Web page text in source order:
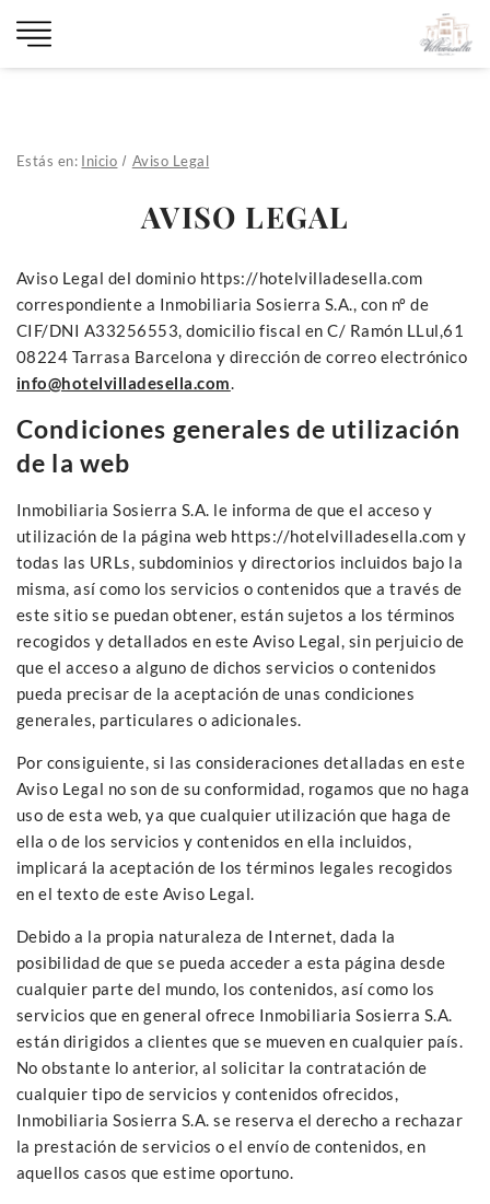
Estás en: Inicio Aviso Legal
AVISO LEGAL
Aviso Legal del dominio https://hotelvilladesella.com
correspondiente a Inmobiliaria Sosierra S.A., con nº de
CIF/DNI A33256553, domicilio fiscal en C/ Ramón LLul,61
08224 Tarrasa Barcelona y dirección de correo electrónico
info@hotelvilladesella.com.
Condiciones generales de utilización
de la web
Inmobiliaria Sosierra S.A. le informa de que el acceso y
utilización de la página web https://hotelvilladesella.com y
todas las URLs, subdominios y directorios incluidos bajo la
misma, así como los servicios o contenidos que a través de
este sitio se puedan obtener, están sujetos a los términos
recogidos y detallados en este Aviso Legal, sin perjuicio de
que el acceso a alguno de dichos servicios o contenidos
pueda precisar de la aceptación de unas condiciones
generales, particulares o adicionales.
Por consiguiente, si las consideraciones detalladas en este
Aviso Legal no son de su conformidad, rogamos que no haga
uso de esta web, ya que cualquier utilización que haga de
ella o de los servicios y contenidos en ella incluidos,
implicará la aceptación de los términos legales recogidos
en el texto de este Aviso Legal.
Debido a la propia naturaleza de Internet, dada la
posibilidad de que se pueda acceder a esta página desde
cualquier parte del mundo, los contenidos, así como los
servicios que en general ofrece Inmobiliaria Sosierra S.A.
están dirigidos a clientes que se mueven en cualquier país.
No obstante lo anterior, al solicitar la contratación de
cualquier tipo de servicios y contenidos ofrecidos,
Inmobiliaria Sosierra S.A. se reserva el derecho a rechazar
la prestación de servicios o el envío de contenidos, en
aquellos casos que estime oportuno.